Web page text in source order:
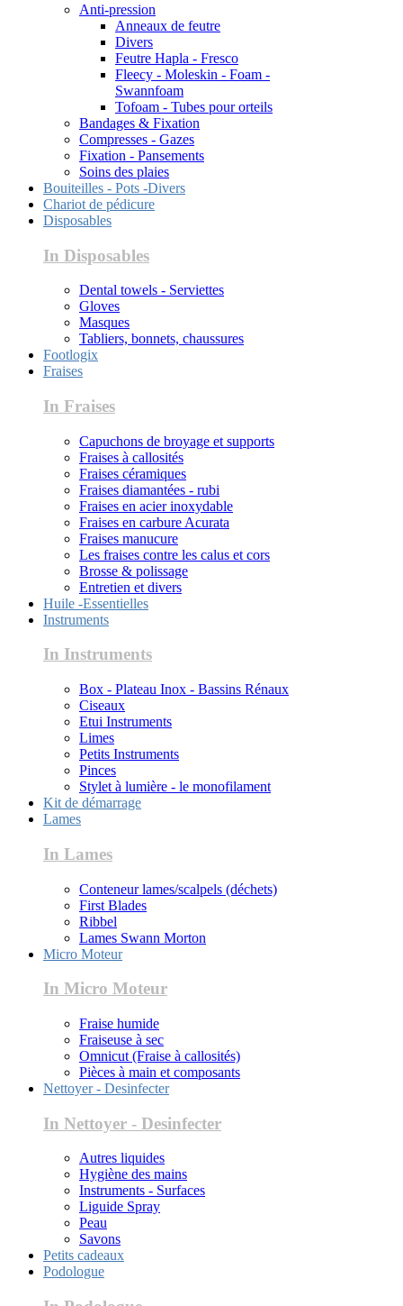
Anti-pression
Anneaux de feutre
Divers
Feutre Hapla - Fresco
Fleecy - Moleskin - Foam -
Swannfoam
Tofoam - Tubes pour orteils
Bandages & Fixation
Compresses - Gazes
Fixation - Pansements
Soins des plaies
Bouiteilles - Pots -Divers
Chariot de pédicure
Disposables
In Disposables
Dental towels - Serviettes
Gloves
Masques
Tabliers, bonnets, chaussures
Footlogix
Fraises
In Fraises
Capuchons de broyage et supports
Fraises à callosités
Fraises céramiques
Fraises diamantées - rubi
Fraises en acier inoxydable
Fraises en carbure Acurata
Fraises manucure
Les fraises contre les calus et cors
Brosse & polissage
Entretien et divers
Huile -Essentielles
Instruments
In Instruments
Box - Plateau Inox - Bassins Rénaux
Ciseaux
Etui Instruments
Limes
Petits Instruments
Pinces
Stylet à lumière - le monofilament
Kit de démarrage
Lames
In Lames
Conteneur lames/scalpels (déchets)
First Blades
Ribbel
Lames Swann Morton
Micro Moteur
In Micro Moteur
Fraise humide
Fraiseuse à sec
Omnicut (Fraise à callosités)
Pièces à main et composants
Nettoyer - Desinfecter
In Nettoyer - Desinfecter
Autres liquides
Hygiène des mains
Instruments - Surfaces
Liguide Spray
Peau
Savons
Petits cadeaux
Podologue